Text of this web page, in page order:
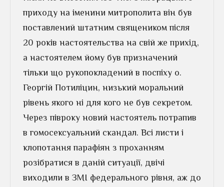
приходу на іменини митрополита він був
поставлений штатним священиком після
20 років настоятельства на свій же прихід,
а настоятелем йому був призначений
тільки що рукопокладений в поспіху о.
Георгій Потиліцин, низький моральний
рівень якого ні для кого не був секретом.
Через півроку новий настоятель потрапив
в гомосексуальний скандал. Всі листи і
клопотання парафіян з проханням
розібратися в даній ситуації, двічі
виходили в ЗМІ федерального рівня, аж до